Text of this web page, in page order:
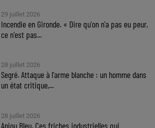
29 juillet 2026
Incendie en Gironde. « Dire qu'on n'a pas eu peur,
ce n'est pas...
28 juillet 2026
Segré. Attaque à l'arme blanche : un homme dans
un état critique,...
28 juillet 2026
Anjou Bleu. Ces friches industrielles qui